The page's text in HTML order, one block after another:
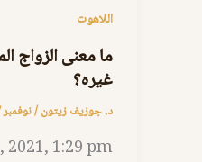
اللاهوت
‬غيره؟
د. جوزيف زيتون/نوفمبر 17, 2024